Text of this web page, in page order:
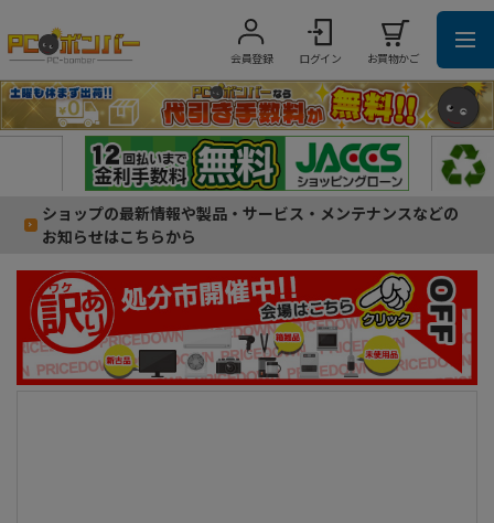
会員登録 ログイン お買物かご
ショップの最新情報や製品・サービス・メンテナンスなどの
お知らせはこちらから